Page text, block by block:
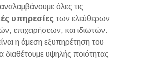
όλες τις
υπηρεσίες των ελεύθερων
επιχειρήσεων, και ιδιωτών.
η άμεση εξυπηρέτηση του
διαθέτουμε υψηλής ποιότητας